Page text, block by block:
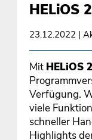
HELiOS
23.12.2022 |
Mit HELiOS
Verfügung.
viele
schneller
Highlights